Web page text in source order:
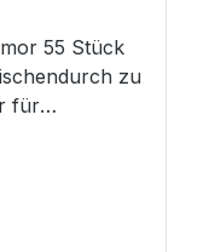
55 Stück
zu
für
im Beutel